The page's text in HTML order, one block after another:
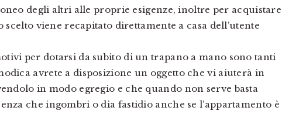
degli altri alle proprie esigenze, inoltre per acquistare
scelto viene recapitato direttamente a casa dell’utente
per dotarsi da subito di un trapano a mano sono tanti
avrete a disposizione un oggetto che vi aiuterà in
in modo egregio e che quando non serve basta
che ingombri o dia fastidio anche se l’appartamento è